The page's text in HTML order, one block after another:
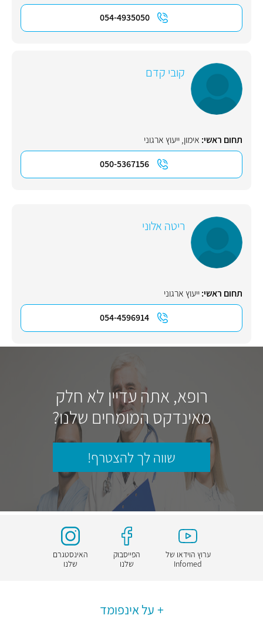
054-4935050
קובי קדם
תחום ראשי: אימון,ייעוץ ארגוני
050-5367156
ריטה אלוני
תחום ראשי:ייעוץ ארגוני
054-4596914
רופא, אתה עדיין לא חלק
מאינדקס המומחים שלנו?
שווה לך להצטרף!
ערוץ הוידאו של
Infomed
הפייסבוק
שלנו
האינסטגרם
שלנו
על אינפומד